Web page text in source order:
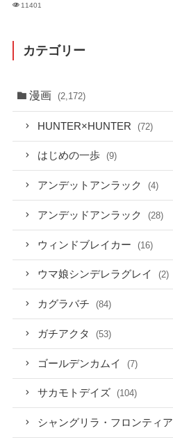
11401
カテゴリー
漫画 (2,172)
HUNTER×HUNTER (72)
はじめの一歩 (9)
アンデットアンラック (4)
アンデッドアンラック (28)
ウィンドブレイカー (16)
ウマ娘シンデレラグレイ (2)
カグラバチ (84)
ガチアクタ (53)
ゴールデンカムイ (7)
サカモトデイズ (104)
シャングリラ・フロンティア